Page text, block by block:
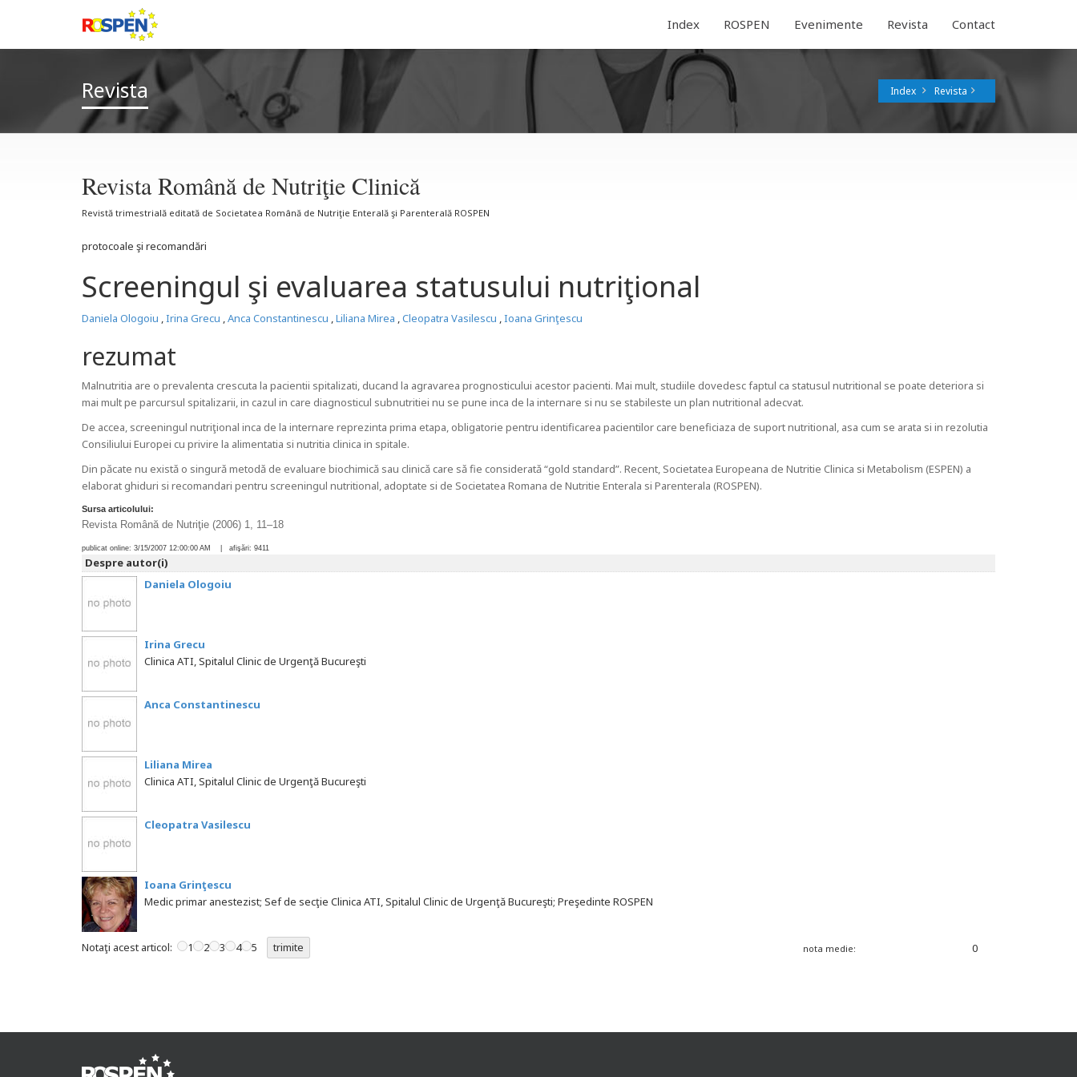
Index ROSPEN Evenimente Revista Contact
Revista Index Revista
Revista Română de Nutriţie Clinică
Revistă trimestrială editată de Societatea Română de Nutriţie Enterală şi Parenterală ROSPEN
protocoale şi recomandări
Screeningul şi evaluarea statusului nutriţional
Daniela Ologoiu ,Irina Grecu ,Anca Constantinescu ,Liliana Mirea ,Cleopatra Vasilescu ,Ioana Grinţescu
rezumat
Malnutritia are o prevalenta crescuta la pacientii spitalizati, ducand la agravarea prognosticului acestor pacienti. Mai mult, studiile dovedesc faptul ca statusul nutritional se poate deteriora si
mai mult pe parcursul spitalizarii, in cazul in care diagnosticul subnutritiei nu se pune inca de la internare si nu se stabileste un plan nutritional adecvat.
De accea, screeningul nutriţional inca de la internare reprezinta prima etapa, obligatorie pentru identificarea pacientilor care beneficiaza de suport nutritional, asa cum se arata si in rezolutia
Consiliului Europei cu privire la alimentatia si nutritia clinica in spitale.
Din pǎcate nu existǎ o singurǎ metodǎ de evaluare biochimicǎ sau clinicǎ care sǎ fie consideratǎ “gold standard”. Recent, Societatea Europeana de Nutritie Clinica si Metabolism (ESPEN) a
elaborat ghiduri si recomandari pentru screeningul nutritional, adoptate si de Societatea Romana de Nutritie Enterala si Parenterala (ROSPEN).
Sursa articolului:
Revista Română de Nutriţie (2006) 1, 11–18
publicat online: 3/15/2007 12:00:00 AM | afişări: 9411
Despre autor(i)
Daniela Ologoiu
Irina Grecu
Clinica ATI, Spitalul Clinic de Urgenţă Bucureşti
Anca Constantinescu
Liliana Mirea
Clinica ATI, Spitalul Clinic de Urgenţă Bucureşti
Cleopatra Vasilescu
Ioana Grinţescu
Medic primar anestezist; Sef de secţie Clinica ATI, Spitalul Clinic de Urgenţă Bucureşti; Preşedinte ROSPEN
Notaţi acest articol: 1 2 3 4 5 nota medie: 0